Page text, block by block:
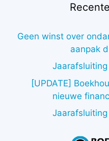
Geen winst over
aanpak
[UPDATE]
nieuwe